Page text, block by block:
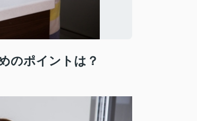
のポイントは？